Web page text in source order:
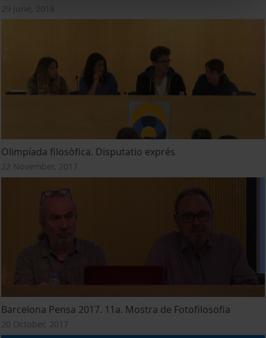
29 June, 2018
Olimpíada filosòfica. Disputatio exprés
22 November, 2017
Barcelona Pensa 2017. 11a. Mostra de Fotofilosofia
20 October, 2017